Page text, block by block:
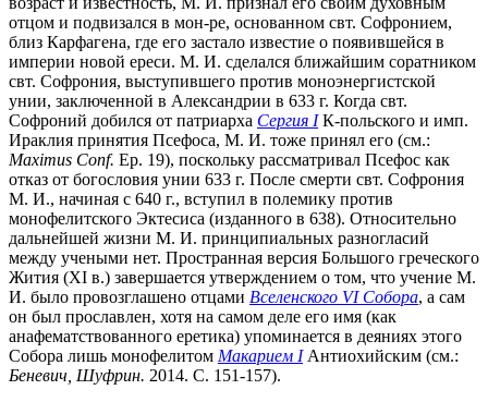
отцом и подвизался в мон-ре, основанном свт. Софронием,
близ Карфагена, где его застало известие о появившейся в
империи новой ереси. М. И. сделался ближайшим соратником
свт. Софрония, выступившего против моноэнергистской
унии, заключенной в Александрии в 633 г. Когда свт.
Софроний добился от патриарха Сергия IК-польского и имп.
Ираклия принятия Псефоса, М. И. тоже принял его (см.:
Maximus Conf. Ep. 19), поскольку рассматривал Псефос как
отказ от богословия унии 633 г. После смерти свт. Софрония
М. И., начиная с 640 г., вступил в полемику против
монофелитского Эктесиса (изданного в 638). Относительно
дальнейшей жизни М. И. принципиальных разногласий
между учеными нет. Пространная версия Большого греческого
Жития (XI в.) завершается утверждением о том, что учение М.
И. было провозглашено отцами Вселенского VI Собора, а сам
он был прославлен, хотя на самом деле его имя (как
анафематствованного еретика) упоминается в деяниях этого
Собора лишь монофелитом Макарием IАнтиохийским (см.:
Беневич, Шуфрин. 2014. С. 151-157).